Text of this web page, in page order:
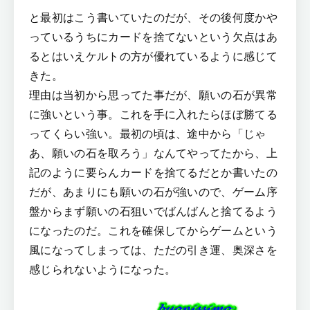
と最初はこう書いていたのだが、その後何度かや
っているうちにカードを捨てないという欠点はあ
るとはいえケルトの方が優れているように感じて
きた。
理由は当初から思ってた事だが、願いの石が異常
に強いという事。これを手に入れたらほぼ勝てる
ってくらい強い。最初の頃は、途中から「じゃ
あ、願いの石を取ろう」なんてやってたから、上
記のように要らんカードを捨てるだとか書いたの
だが、あまりにも願いの石が強いので、ゲーム序
盤からまず願いの石狙いでばんばんと捨てるよう
になったのだ。これを確保してからゲームという
風になってしまっては、ただの引き運、奥深さを
感じられないようになった。